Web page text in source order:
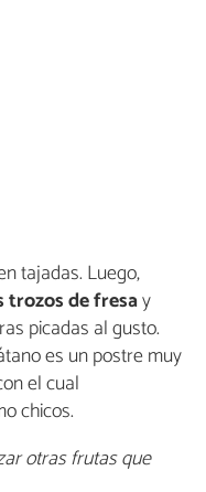
tajadas. Luego,
trozos de fresay
picadas al gusto.
es un postre muy
el cual
chicos.
otras frutas que